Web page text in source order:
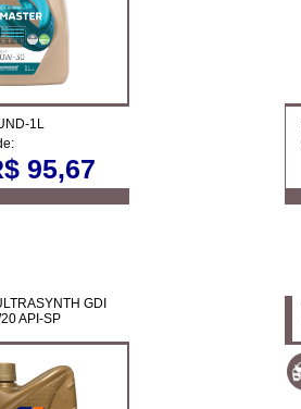
1L
95,67
GDI
API-SP